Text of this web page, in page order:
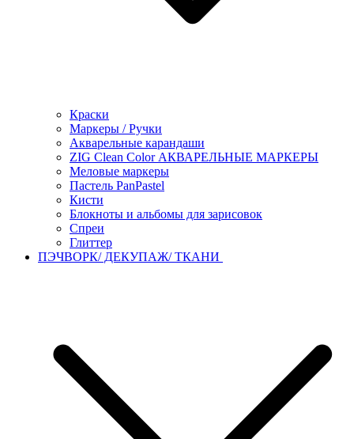
Краски
Маркеры / Ручки
Акварельные карандаши
ZIG Clean Color АКВАРЕЛЬНЫЕ МАРКЕРЫ
Меловые маркеры
Пастель PanPastel
Кисти
Блокноты и альбомы для зарисовок
Спреи
Глиттер
ПЭЧВОРК/ ДЕКУПАЖ/ ТКАНИ